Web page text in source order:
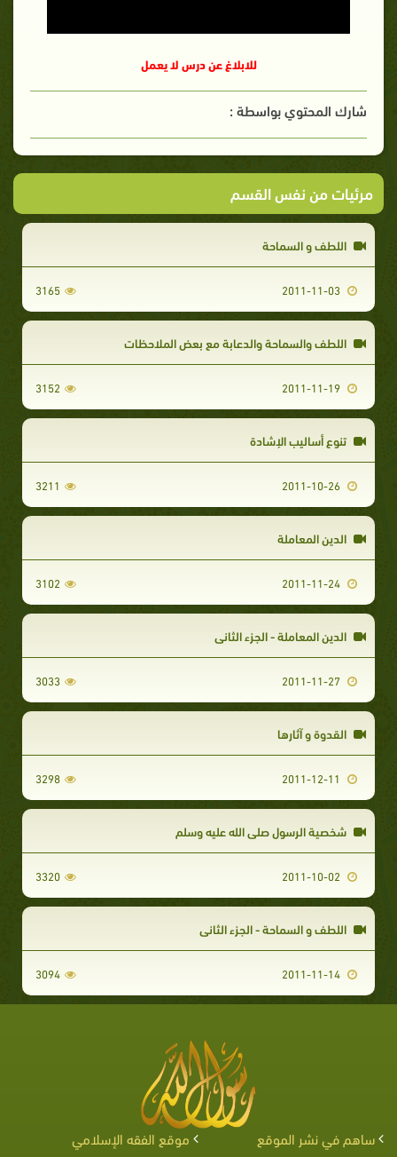
للابلاغ عن درس لا يعمل
شارك المحتوي بواسطة :
مرئيات من نفس القسم
اللطف و السماحة
3165
اللطف والسماحة والدعابة مع بعض الملاحظات
3152
تنوع أساليب الإشادة
3211
الدين المعاملة
3102
الدين المعاملة - الجزء الثاني
3033
القدوة و آثارها
3298
شخصية الرسول صلى الله عليه وسلم
3320
اللطف و السماحة - الجزء الثاني
3094
ساهم في نشر الموقع
موقع الفقه الإسلامي